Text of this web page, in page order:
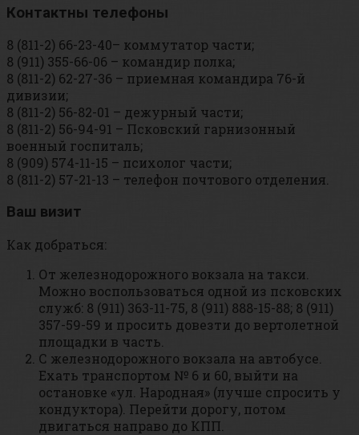
Контактны телефоны
8 (811-2) 66-23-40– коммутатор части;
8 (911) 355-66-06 – командир полка;
8 (811-2) 62-27-36 – приемная командира 76-й
дивизии;
8 (811-2) 56-82-01 – дежурный части;
8 (811-2) 56-94-91 – Псковский гарнизонный
военный госпиталь;
8 (909) 574-11-15 – психолог части;
8 (811-2) 57-21-13 – телефон почтового отделения.
Ваш визит
Как добраться:
От железнодорожного вокзала на такси.
Можно воспользоваться одной из псковских
служб: 8 (911) 363-11-75, 8 (911) 888-15-88; 8 (911)
357-59-59 и просить довезти до вертолетной
площадки в часть.
С железнодорожного вокзала на автобусе.
Ехать транспортом № 6 и 60, выйти на
остановке «ул. Народная» (лучше спросить у
кондуктора). Перейти дорогу, потом
двигаться направо до КПП.